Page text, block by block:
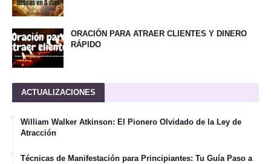
ORACIÓN PARA ATRAER CLIENTES Y DINERO
RÁPIDO
ACTUALIZACIONES
William Walker Atkinson: El Pionero Olvidado de la Ley de
Atracción
Técnicas de Manifestación para Principiantes: Tu Guía Paso a